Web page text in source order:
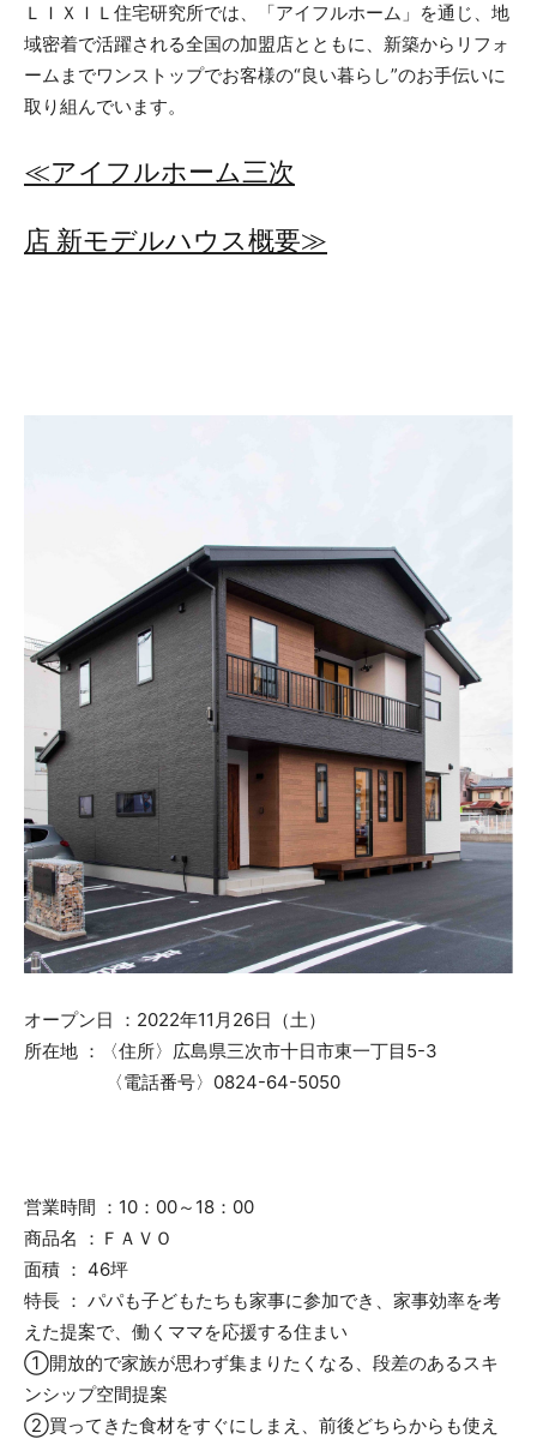
ＬＩＸＩＬ住宅研究所では、「アイフルホーム」を通じ、地
域密着で活躍される全国の加盟店とともに、新築からリフォ
ームまでワンストップでお客様の“良い暮らし”のお手伝いに
取り組んでいます。
≪アイフルホーム三次
店 新モデルハウス概要≫
オープン日 ：2022年11月26日（土）
所在地 ：〈住所〉広島県三次市十日市東一丁目5-3
〈電話番号〉0824-64-5050
営業時間 ：10：00～18：00
商品名 ：ＦＡＶＯ
面積 ： 46坪
特長 ： パパも子どもたちも家事に参加でき、家事効率を考
えた提案で、働くママを応援する住まい
①開放的で家族が思わず集まりたくなる、段差のあるスキ
ンシップ空間提案
②買ってきた食材をすぐにしまえ、前後どちらからも使え